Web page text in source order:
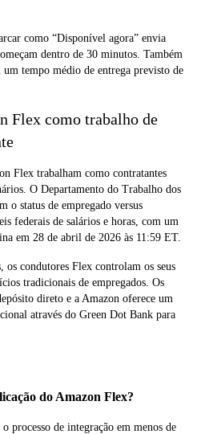
como “Disponível agora” envia
dentro de 30 minutos. Também
um tempo médio de entrega previsto de
Flex como trabalho de
Flex trabalham como contratantes
O Departamento do Trabalho dos
o status de empregado versus
federais de salários e horas, com um
em 28 de abril de 2026 às 11:59 ET.
os condutores Flex controlam os seus
tradicionais de empregados. Os
direto e a Amazon oferece um
através do Green Dot Bank para
do Amazon Flex?
processo de integração em menos de